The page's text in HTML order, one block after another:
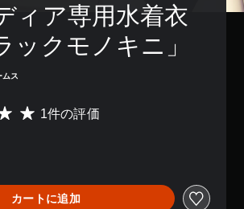
ィア専用水着衣
ックモノキニ」
ムス
1件の評価
カートに追加